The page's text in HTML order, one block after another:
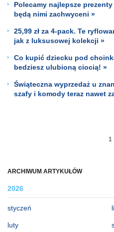
ARCHIWUM ARTYKUŁÓW
2026
styczeń
luty
Polecamy najlepsze
będą nimi zachwyceni »
25,99 zł za 4-pack. Te
jak z luksusowej kolekcji »
Co kupić dziecku pod
bedziesz ulubioną ciocią! »
Świąteczna wyprzedaż u
szafy i komody teraz nawet
1